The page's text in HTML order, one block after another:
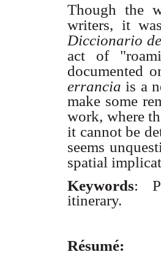
Though the
writers, it
Diccionario
act of
documented
errancia is a
make some
work, where
it cannot be
seems
spatial
Keywords:
itinerary.
Résumé: